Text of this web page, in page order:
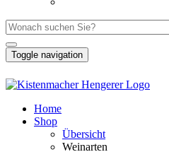
Toggle navigation
Home
Shop
Übersicht
Weinarten